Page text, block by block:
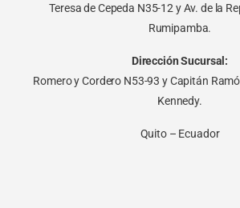
Teresa de Cepeda N35-12 y Av. de la
Rumipamba.
Dirección Sucursal:
Romero y Cordero N53-93 y Capitán
Kennedy.
Quito – Ecuador